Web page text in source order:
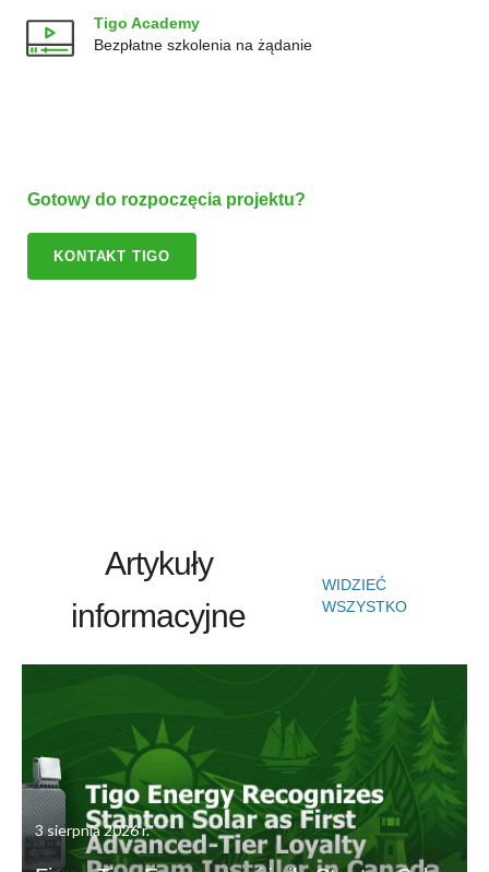
Tigo Academy
Bezpłatne szkolenia na żądanie
Gotowy do rozpoczęcia projektu?
KONTAKT TIGO
Artykuły
informacyjne
WIDZIEĆ
WSZYSTKO
3 sierpnia 2026 r.